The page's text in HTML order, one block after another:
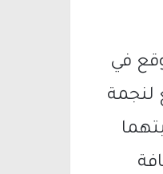
في
لنجمة
وصفت اصابتهما